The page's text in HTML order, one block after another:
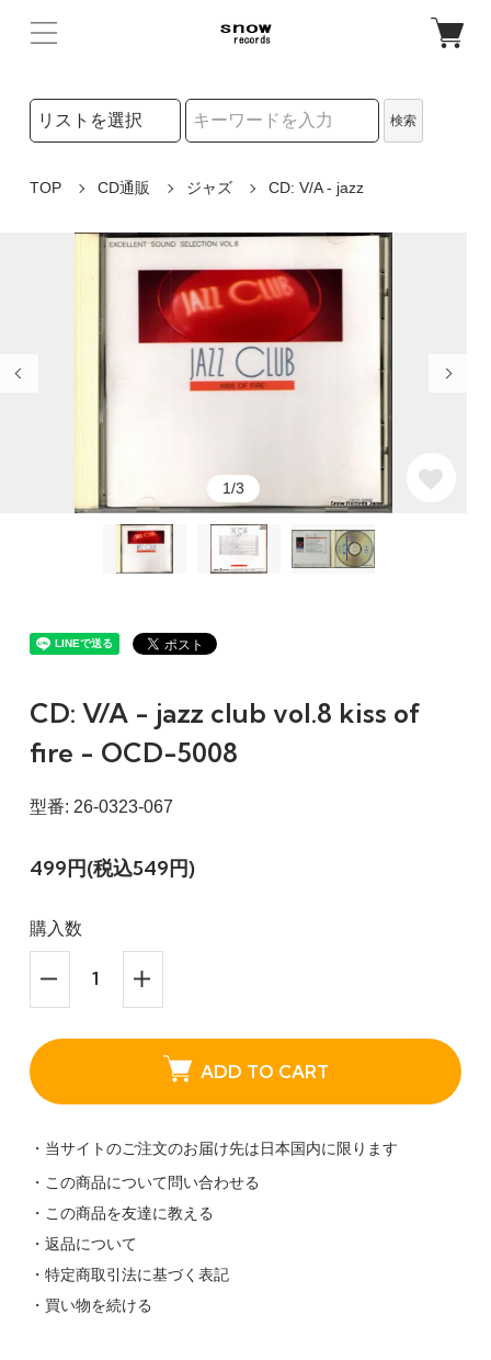
検索リストの選択
検索
TOP CD通販 ジャズ CD: V/A - jazz
1/3
CD: V/A - jazz club vol.8 kiss of
fire - OCD-5008
型番: 26-0323-067
499円(税込549円)
購入数
ADD TO CART
・当サイトのご注文のお届け先は日本国内に限ります
・この商品について問い合わせる
・この商品を友達に教える
・返品について
・特定商取引法に基づく表記
・買い物を続ける